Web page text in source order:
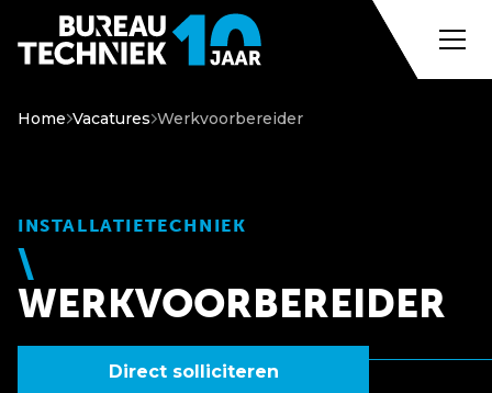
Home Vacatures Werkvoorbereider
INSTALLATIETECHNIEK
WERKVOORBEREIDER
Direct solliciteren